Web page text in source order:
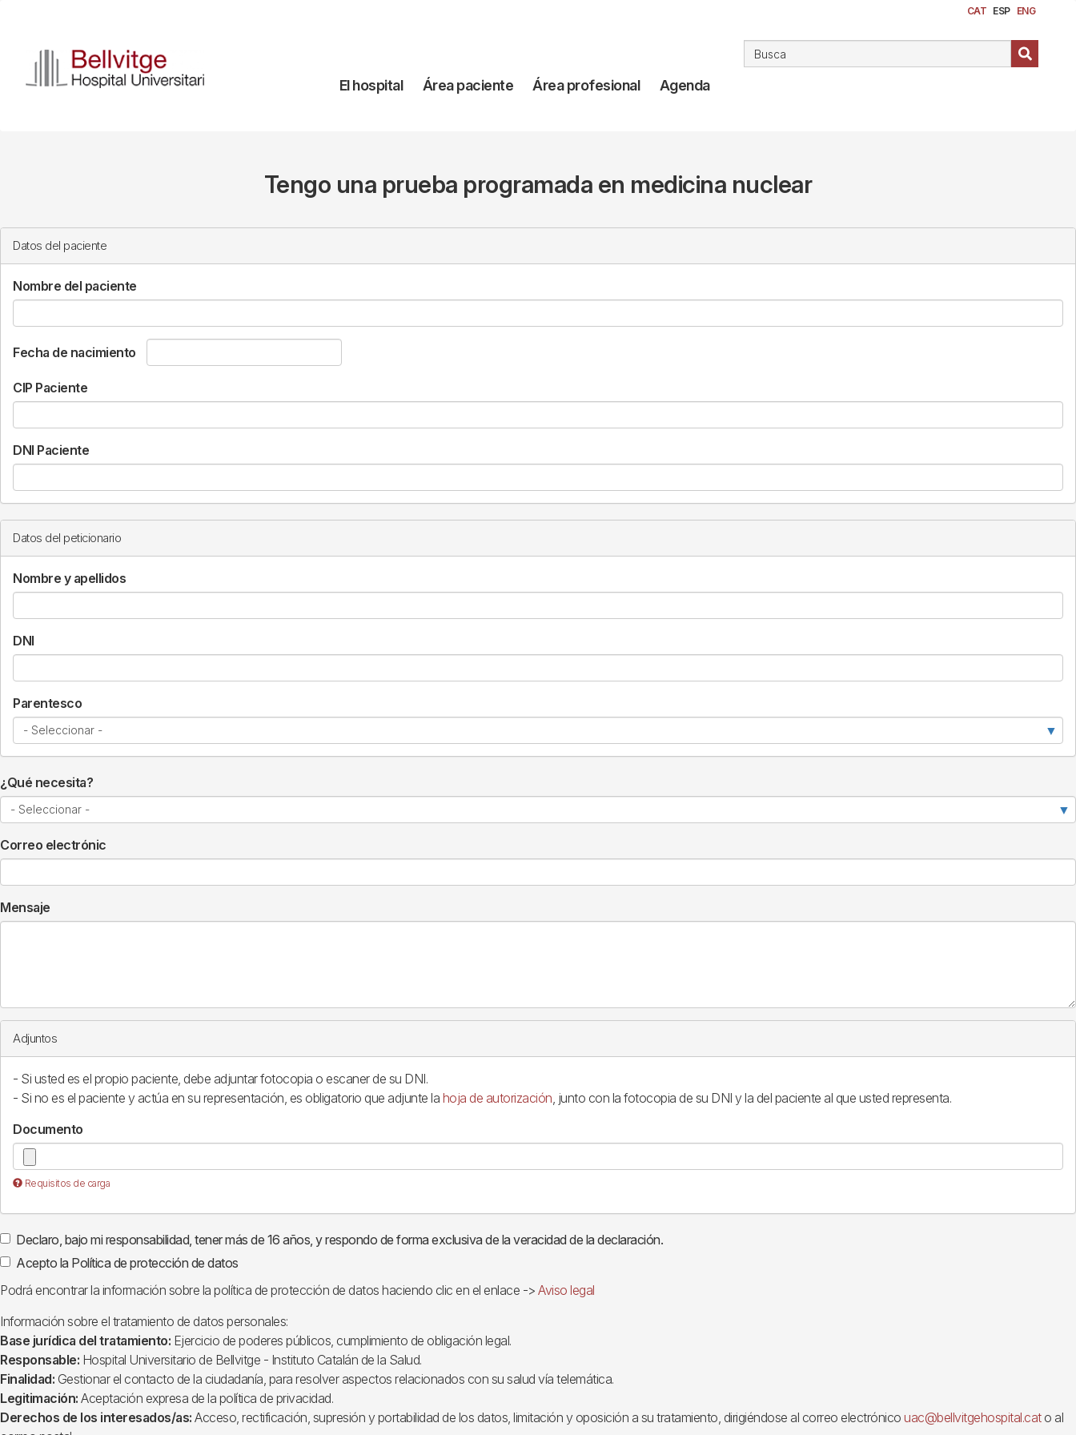
contenido
principal
CAT ESP ENG
Navegación
El hospital Área paciente Área profesional Agenda
Tengo una prueba programada en medicina nuclear
Datos del paciente
Nombre del paciente
Fecha de nacimiento
CIP Paciente
DNI Paciente
Datos del peticionario
Nombre y apellidos
DNI
Parentesco
¿Qué necesita?
Correo electrónic
Mensaje
Adjuntos
- Si usted es el propio paciente, debe adjuntar fotocopia o escaner de su DNI.
- Si no es el paciente y actúa en su representación, es obligatorio que adjunte la hoja de autorización, junto con la fotocopia de su DNI y la del paciente al que usted representa.
Documento
Requisitos de carga
Declaro, bajo mi responsabilidad, tener más de 16 años, y respondo de forma exclusiva de la veracidad de la declaración.
Acepto la Política de protección de datos
Podrá encontrar la información sobre la política de protección de datos haciendo clic en el enlace -> Aviso legal
Información sobre el tratamiento de datos personales:
Base jurídica del tratamiento: Ejercicio de poderes públicos, cumplimiento de obligación legal.
Responsable: Hospital Universitario de Bellvitge - Instituto Catalán de la Salud.
Finalidad: Gestionar el contacto de la ciudadanía, para resolver aspectos relacionados con su salud vía telemática.
Legitimación: Aceptación expresa de la política de privacidad.
Derechos de los interesados/as: Acceso, rectificación, supresión y portabilidad de los datos, limitación y oposición a su tratamiento, dirigiéndose al correo electrónico uac@bellvitgehospital.cato al